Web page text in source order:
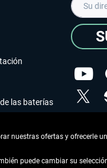
las baterías
Copyright
nuestras ofertas y ofrecerle
puede cambiar su